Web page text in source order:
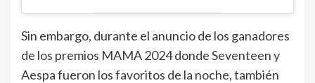
Sin embargo, durante el anuncio de los ganadores
de los premios MAMA 2024 donde Seventeen y
Aespa fueron los favoritos de la noche, también